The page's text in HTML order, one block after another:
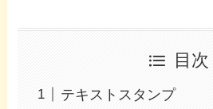
目次
テキストスタンプ